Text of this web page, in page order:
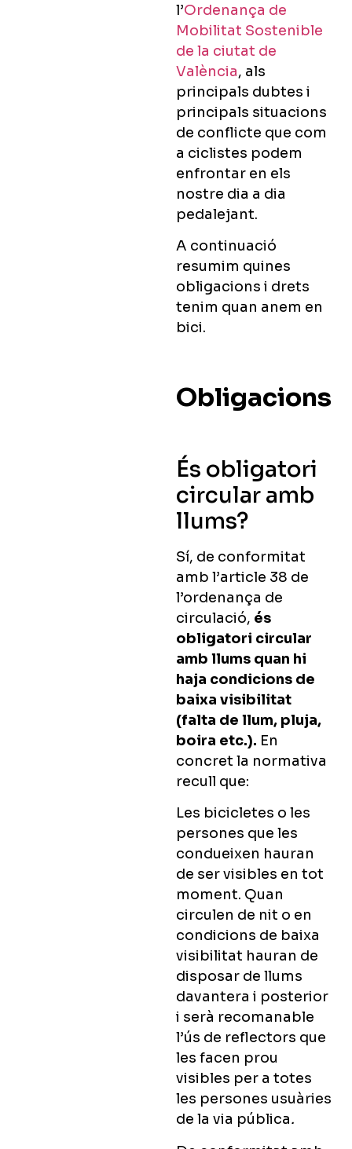
l’Ordenança de
Mobilitat Sostenible
de la ciutat de
València, als
principals dubtes i
principals situacions
de conflicte que com
a ciclistes podem
enfrontar en els
nostre dia a dia
pedalejant.
A continuació
resumim quines
obligacions i drets
tenim quan anem en
bici.
Obligacions
És obligatori
circular amb
llums?
Sí, de conformitat
amb l’article 38 de
l’ordenança de
circulació, és
obligatori circular
amb llums quan hi
haja condicions de
baixa visibilitat
(falta de llum, pluja,
boira etc.). En
concret la normativa
recull que:
Les bicicletes o les
persones que les
condueixen hauran
de ser visibles en tot
moment. Quan
circulen de nit o en
condicions de baixa
visibilitat hauran de
disposar de llums
davantera i posterior
i serà recomanable
l’ús de reflectors que
les facen prou
visibles per a totes
les persones usuàries
de la via pública.